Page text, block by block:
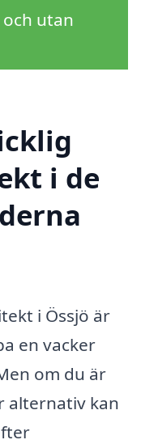
utan
i de
i Össjö är
en vacker
om du är
alternativ kan